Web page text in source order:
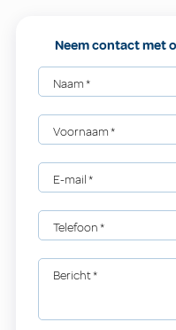
Neem contact met
Naam*
Voornaam*
E-mail*
Telefoon*
Bericht*